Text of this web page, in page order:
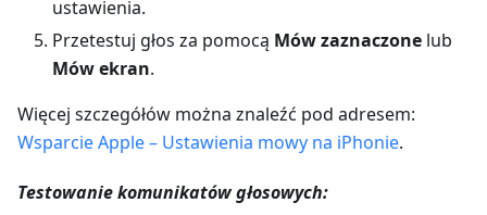
ustawienia.
Przetestuj głos za pomocą Mów zaznaczone lub
Mów ekran.
Więcej szczegółów można znaleźć pod adresem:
Wsparcie Apple – Ustawienia mowy na iPhonie.
Testowanie komunikatów głosowych: